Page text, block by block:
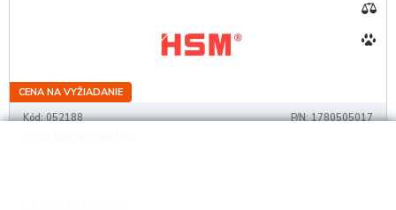
CENA NA VYŽIADANIE
Kód: 052188
P/N: 1780505017